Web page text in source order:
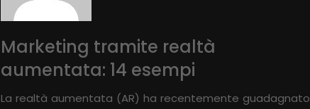
Marketing tramite realtà
aumentata: 14 esempi
La realtà aumentata (AR) ha recentemente guadagnato